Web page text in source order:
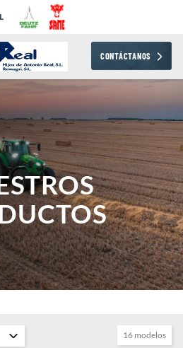
CONTÁCTANOS
16 modelos